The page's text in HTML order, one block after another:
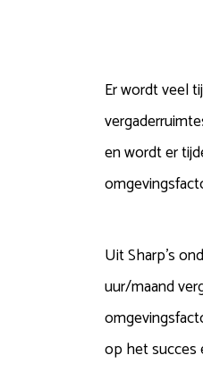
Er wordt veel
en wordt er
Uit Sharp’s
uur/maand
op het succes